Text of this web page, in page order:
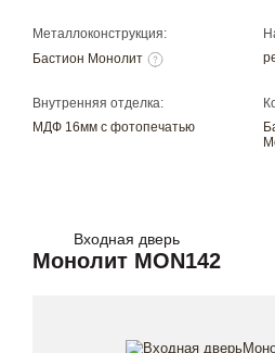
Металлоконструкция:
Бастион Монолит
Внутренняя отделка:
МДФ 16мм с фотопечатью
Входная дверь
Монолит MON142